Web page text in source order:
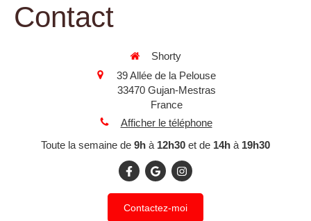
Contact
Shorty
39 Allée de la Pelouse
33470 Gujan-Mestras
France
Afficher le téléphone
Toute la semaine de 9h à 12h30 et de 14h à 19h30
Contactez-moi